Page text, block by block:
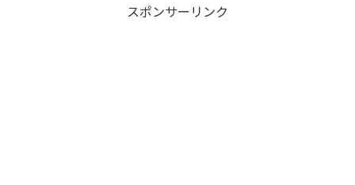
スポンサーリンク